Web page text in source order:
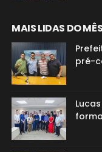
MAIS LIDAS DO MÊS
pré-